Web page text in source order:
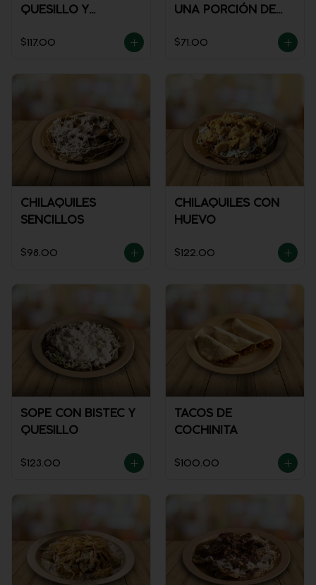
QUESILLO Y
$117.00
UNA PORCIÓN DE
$71.00
CHILAQUILES
SENCILLOS
$98.00
CHILAQUILES CON
HUEVO
$122.00
SOPE CON BISTEC Y
QUESILLO
$123.00
TACOS DE
COCHINITA
$100.00